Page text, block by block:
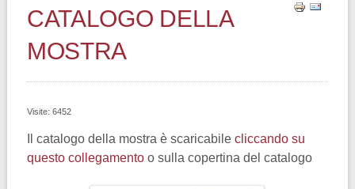
CATALOGO DELLA
MOSTRA
Visite: 6452
Il catalogo della mostra è scaricabile cliccando su
questo collegamento o sulla copertina del catalogo